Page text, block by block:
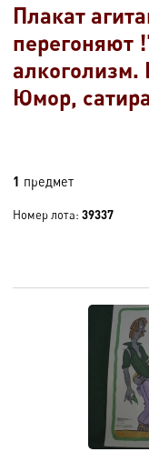
Плакат
перегоняют
Юмор,
1 предмет
Номер лота: 39337